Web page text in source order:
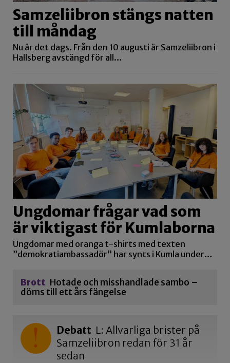
Samzeliibron stängs natten
till måndag
Nu är det dags. Från den 10 augusti är Samzeliibron i
Hallsberg avstängd för all…
Ungdomar frågar vad som
är viktigast för Kumlaborna
Ungdomar med oranga t-shirts med texten
”demokratiambassadör” har synts i Kumla under…
Brott Hotade och misshandlade sambo –
döms till ett års fängelse
Debatt L: Allvarliga brister på
Samzeliibron redan för 31 år
sedan